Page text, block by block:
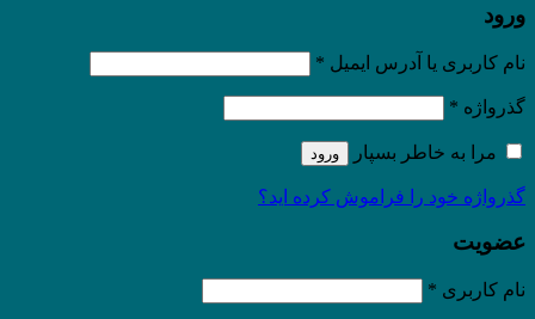
ورود
نام کاربری یا آدرس ایمیل *
گذرواژه *
مرا به خاطر بسپار ورود
گذرواژه خود را فراموش کرده اید؟
عضویت
نام کاربری *